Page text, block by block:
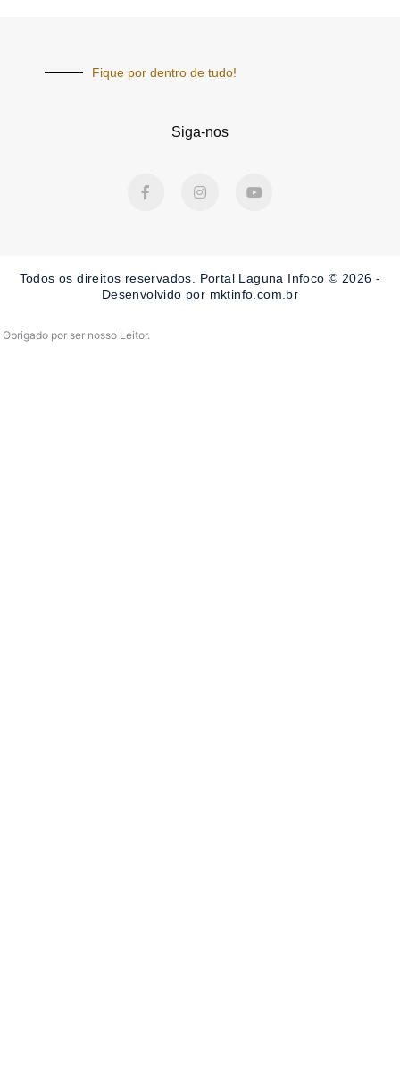
Fique por dentro de tudo!
Siga-nos
a
k
-
n
a
m
o
Todos os direitos reservados. Portal Laguna Infoco © 2026 -
Desenvolvido por mktinfo.com.br
Obrigado por ser nosso Leitor.